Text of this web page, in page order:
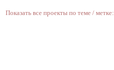
Показать все проекты по теме / метке: